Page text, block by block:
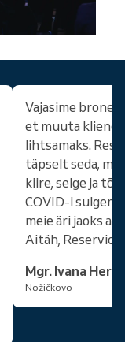
Vajasime
et muuta
lihtsamaks.
täpselt seda,
kiire, selge ja
COVID-i
meie äri jaoks
Aitäh, Reservio!
Mgr. Ivana
Nožičkovo